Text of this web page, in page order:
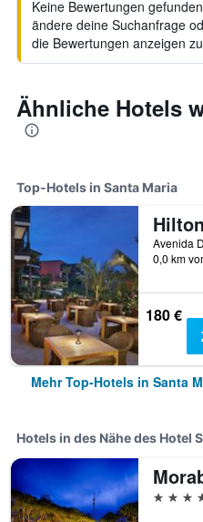
Keine Bewertungen
ändere deine Suchanfrage
die Bewertungen anzeigen
Ähnliche Hotels
Top-Hotels in Santa Maria
0,0 km
180 €
Mehr Top-Hotels in Santa
Hotels in des Nähe des Hotel
4